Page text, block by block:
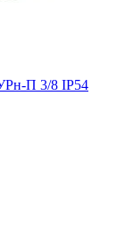
П 3/8 IP54